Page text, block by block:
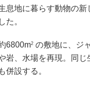
息地に暮らす動物の
た。
6800m2 の敷地に、ジ
岩、水場を再現。同
併設する。